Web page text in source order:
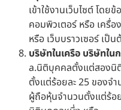
เข้าใช้งานเว็บไซต์ โด
คอมพิวเตอร์ หรือ เครื่
หรือ เว็บบราวเซอร์ เป็น
บริษัทในเครือ บริษัทใน
a.นิติบุคคลตั้งแต่สองนิ
ตั้งแต่ร้อยละ 25 ของจ
ผู้ถือหุ้นจำนวนตั้งแต่ร้อ